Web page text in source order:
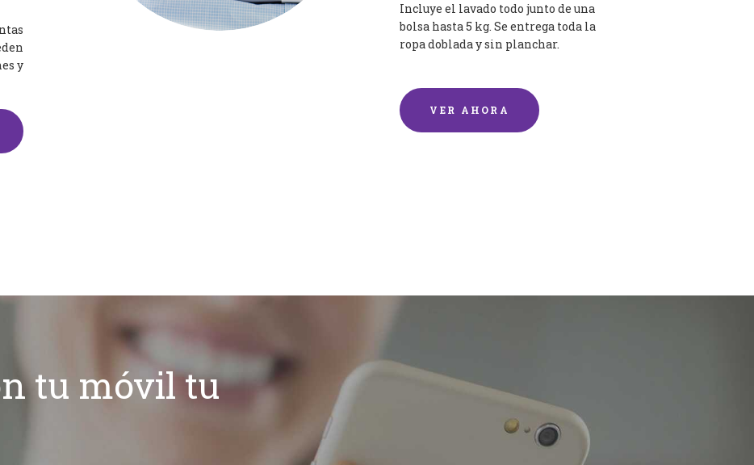
y
Incluye el lavado todo junto de una
bolsa hasta 5 kg. Se entrega toda la
ropa doblada y sin planchar.
VER AHORA
tu móvil tu